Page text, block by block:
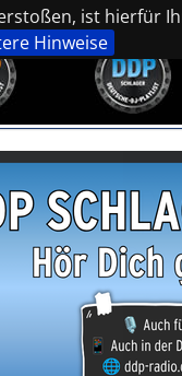
ist hierfür
Hinweise